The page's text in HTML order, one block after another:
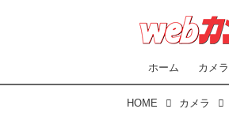
ホーム カメラ
HOME カメラ